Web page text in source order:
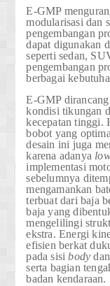
E-GMP
modularisasi dan
pengembangan
dapat digunakan
seperti sedan,
pengembangan
berbagai
E-GMP
kondisi tikungan
kecepatan tinggi.
bobot yang
desain ini juga
karena adanya
implementasi
sebelumnya
mengamankan
terbuat dari baja
baja yang
mengelilingi
ekstra. Energi
efisien berkat
pada sisibody
serta bagian
badan kendaraan.